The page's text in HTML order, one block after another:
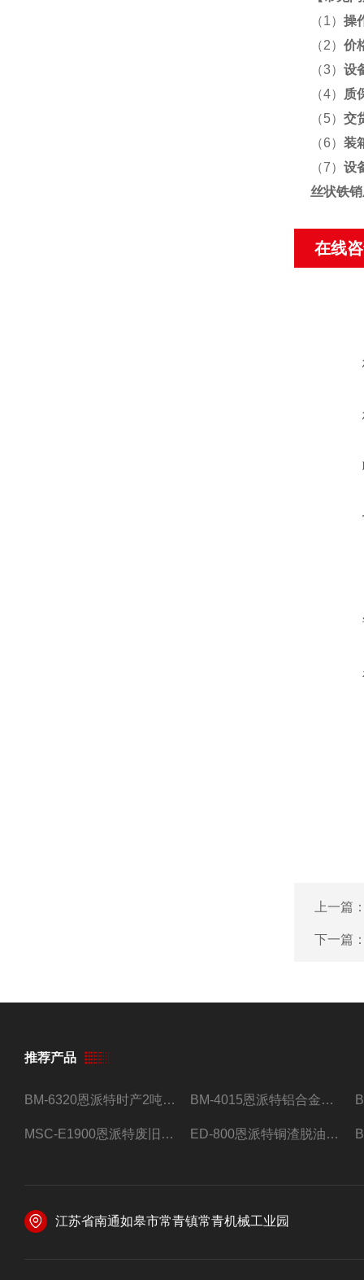
（1） 操
（2） 价
（3） 设
（4）
质
（5） 交
（6） 装
（7） 设
丝状铁
在线
上一篇
下一篇
推荐产品
BM-6320恩派特时产2吨合金钢屑压饼机 BM-4015恩派特铝合金屑压饼机 脱油效果好
MSC-E1900恩派特废旧锂电池极片破碎处理设备 ED-800恩派特铜渣脱油机废铜屑铝屑甩油机
江苏省南通如皋市常青镇常青机械工业园